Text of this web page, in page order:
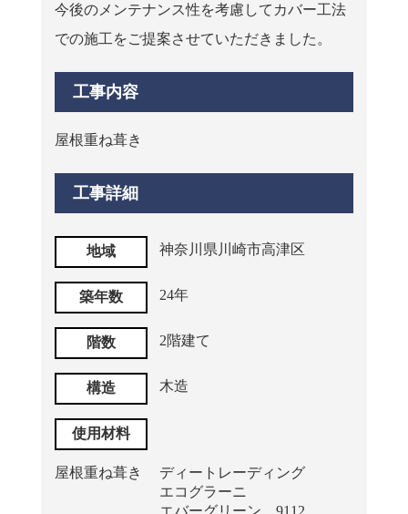
今後のメンテナンス性を考慮してカバー工法
での施工をご提案させていただきました。
工事内容
屋根重ね葺き
工事詳細
地域 神奈川県川崎市高津区
築年数 24年
階数 2階建て
構造 木造
使用材料
屋根重ね葺き
ディートレーディング
エコグラーニ
エバーグリーン 9112